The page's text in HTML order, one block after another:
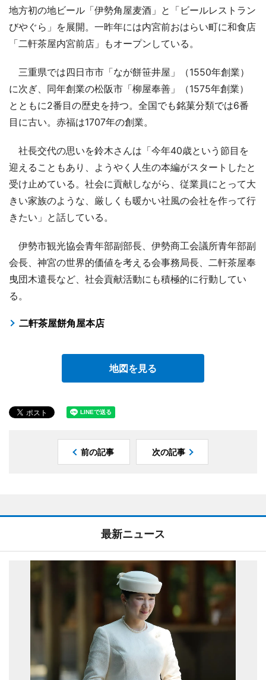
地方初の地ビール「伊勢角屋麦酒」と「ビールレストラン
びやぐら」を展開。一昨年には内宮前おはらい町に和食店
「二軒茶屋内宮前店」もオープンしている。
三重県では四日市市「なが餅笹井屋」（1550年創業）
に次ぎ、同年創業の松阪市「柳屋奉善」（1575年創業）
とともに2番目の歴史を持つ。全国でも銘菓分類では6番
目に古い。赤福は1707年の創業。
社長交代の思いを鈴木さんは「今年40歳という節目を
迎えることもあり、ようやく人生の本編がスタートしたと
受け止めている。社会に貢献しながら、従業員にとって大
きい家族のような、厳しくも暖かい社風の会社を作って行
きたい」と話している。
伊勢市観光協会青年部副部長、伊勢商工会議所青年部副
会長、神宮の世界的価値を考える会事務局長、二軒茶屋奉
曳団木遣長など、社会貢献活動にも積極的に行動してい
る。
二軒茶屋餅角屋本店
地図を見る
前の記事 次の記事
最新ニュース